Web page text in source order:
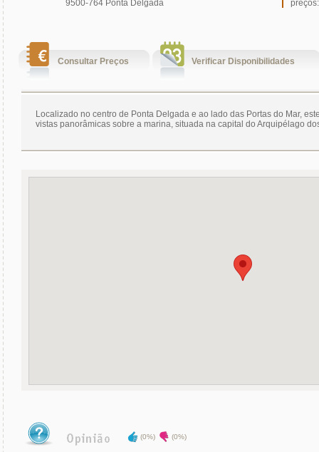
9500-764 Ponta Delgada
Consultar Preços Verificar Disponibilidades
Localizado no centro de Ponta Delgada e ao lado das Portas do Mar,
vistas panorâmicas sobre a marina, situada na capital do Arquipélago
(0%) (0%)